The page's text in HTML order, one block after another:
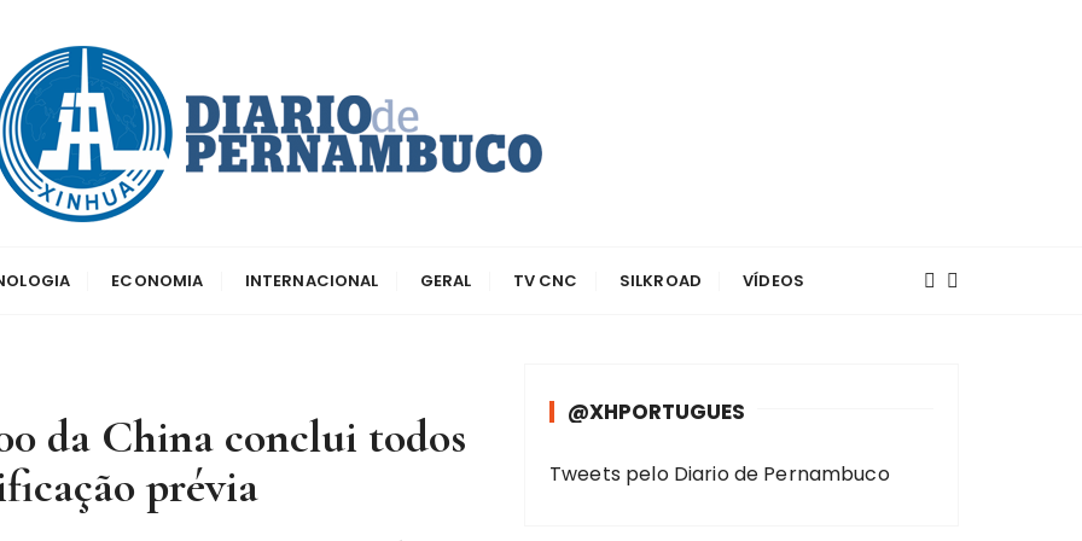
Pernambuco
ECONOMIA INTERNACIONAL GERAL TV CNC SILKROAD VÍDEOS
da China conclui todos
prévia
@XHPORTUGUES
Tweets pelo Diario de Pernambuco